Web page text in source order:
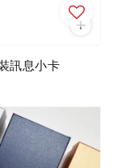
訊息小卡